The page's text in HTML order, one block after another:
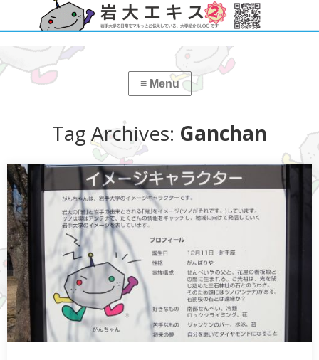
Tag Archives: Ganchan